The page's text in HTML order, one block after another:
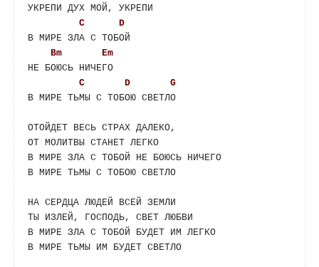
УКРЕПИ ДУХ МОЙ, УКРЕПИ
C
D
В МИРЕ ЗЛА С ТОБОЙ
Bm
Em
НЕ БОЮСЬ НИЧЕГО
C
D
G
В МИРЕ ТЬМЫ С ТОБОЮ СВЕТЛО
ОТОЙДЕТ ВЕСЬ СТРАХ ДАЛЕКО,
ОТ МОЛИТВЫ СТАНЕТ ЛЕГКО
В МИРЕ ЗЛА С ТОБОЙ НЕ БОЮСЬ НИЧЕГО
В МИРЕ ТЬМЫ С ТОБОЮ СВЕТЛО
НА СЕРДЦА ЛЮДЕЙ ВСЕЙ ЗЕМЛИ
ТЫ ИЗЛЕЙ, ГОСПОДЬ, СВЕТ ЛЮБВИ
В МИРЕ ЗЛА С ТОБОЙ БУДЕТ ИМ ЛЕГКО
В МИРЕ ТЬМЫ ИМ БУДЕТ СВЕТЛО